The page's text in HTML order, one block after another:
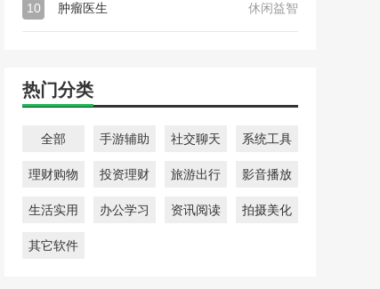
10 肿瘤医生 休闲益智
热门分类
全部 手游辅助 社交聊天 系统工具
理财购物 投资理财 旅游出行 影音播放
生活实用 办公学习 资讯阅读 拍摄美化
其它软件